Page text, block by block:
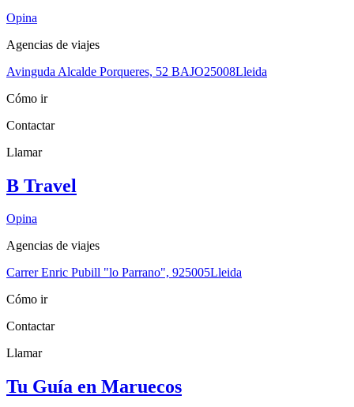
Opina
Agencias de viajes
Avinguda Alcalde Porqueres, 52 BAJO25008Lleida
Cómo ir
Contactar
Llamar
B Travel
Opina
Agencias de viajes
Carrer Enric Pubill "lo Parrano", 925005Lleida
Cómo ir
Contactar
Llamar
Tu Guía en Maruecos